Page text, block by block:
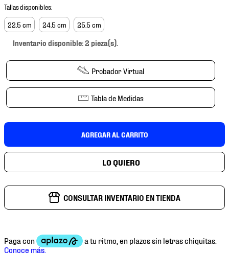
22.5 cm 24.5 cm 25.5 cm
Inventario disponible: 2 pieza(s).
Probador Virtual
Tabla de Medidas
AGREGAR AL CARRITO
CONSULTAR INVENTARIO EN TIENDA
4.
jersey
5.
tenis futbol
6.
mochila
10. tenis nike